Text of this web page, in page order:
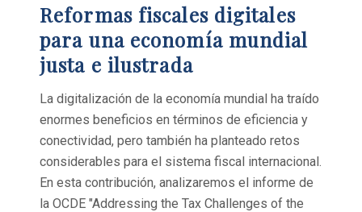
Reformas fiscales digitales
para una economía mundial
justa e ilustrada
La digitalización de la economía mundial ha traído
enormes beneficios en términos de eficiencia y
conectividad, pero también ha planteado retos
considerables para el sistema fiscal internacional.
En esta contribución, analizaremos el informe de
la OCDE "Addressing the Tax Challenges of the